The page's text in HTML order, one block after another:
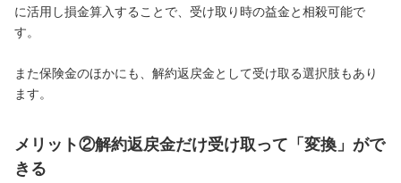
に活用し損金算入することで、受け取り時の益金と相殺可能で
す。
また保険金のほかにも、解約返戻金として受け取る選択肢もあり
ます。
メリット②解約返戻金だけ受け取って「変換」がで
きる